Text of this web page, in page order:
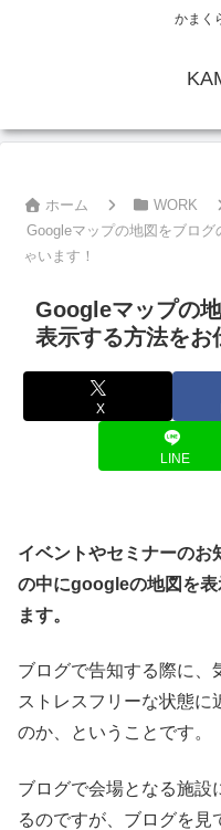
かまく
ホーム WORK
Googleマップの地図をブロ
ゃいます！
Googleマップの
表示する方法をお
X
LINE
イベントやセミナーのお
の中にgoogleの地図を
ます。
ブログで告知する際に、
ストレスフリーな状態に
のか、ということです。
ブログで会場となる施設
るのですが、ブログを見